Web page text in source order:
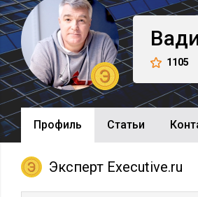
1105
Профиль Cтатьи
Эксперт Executive.ru